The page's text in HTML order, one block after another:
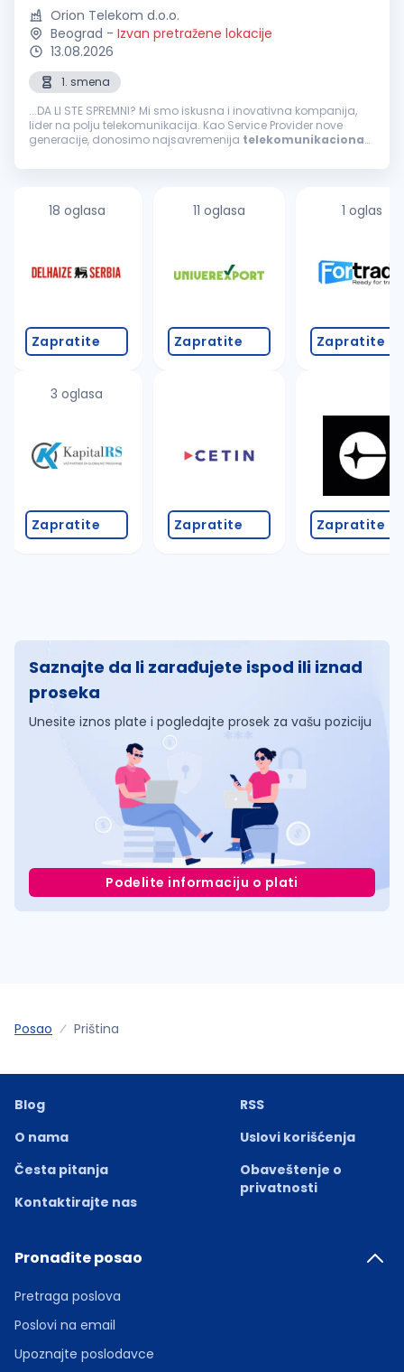
Orion Telekom d.o.o.
Beograd - Izvan pretražene lokacije
13.08.2026
1. smena
...DA LI STE SPREMNI? Mi smo iskusna i inovativna kompanija,
lider na polju telekomunikacija. Kao Service Provider nove
generacije, donosimo najsavremenija telekomunikaciona
timu nas ima...
18 oglasa
Zapratite
3 oglasa
Zapratite
11 oglasa
Zapratite
Zapratite
1 oglas
Zapratite
Zapratite
Saznajte da li zarađujete ispod ili iznad
proseka
Unesite iznos plate i pogledajte prosek za vašu poziciju
Podelite informaciju o plati
Posao Priština
Blog
O nama
Česta pitanja
Kontaktirajte nas
RSS
Uslovi korišćenja
Obaveštenje o
privatnosti
Pronađite posao
Pretraga poslova
Poslovi na email
Upoznajte poslodavce